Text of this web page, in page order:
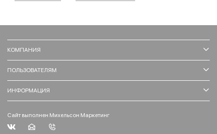
КОМПАНИЯ
ПОЛЬЗОВАТЕЛЯМ
ИНФОРМАЦИЯ
Сайт выполнен Михельсон Маркетинг